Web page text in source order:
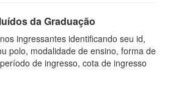
da Graduação
ingressantes identificando seu id,
polo, modalidade de ensino, forma de
de ingresso, cota de ingresso